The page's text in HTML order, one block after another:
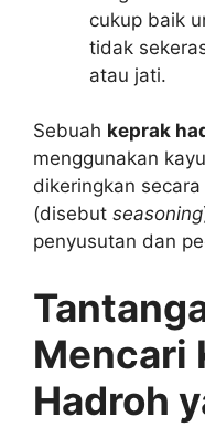
cukup baik
tidak
atau jati.
Sebuah keprak
menggunakan
dikeringkan
(disebut seasoning
penyusutan dan
Mencari
Hadroh